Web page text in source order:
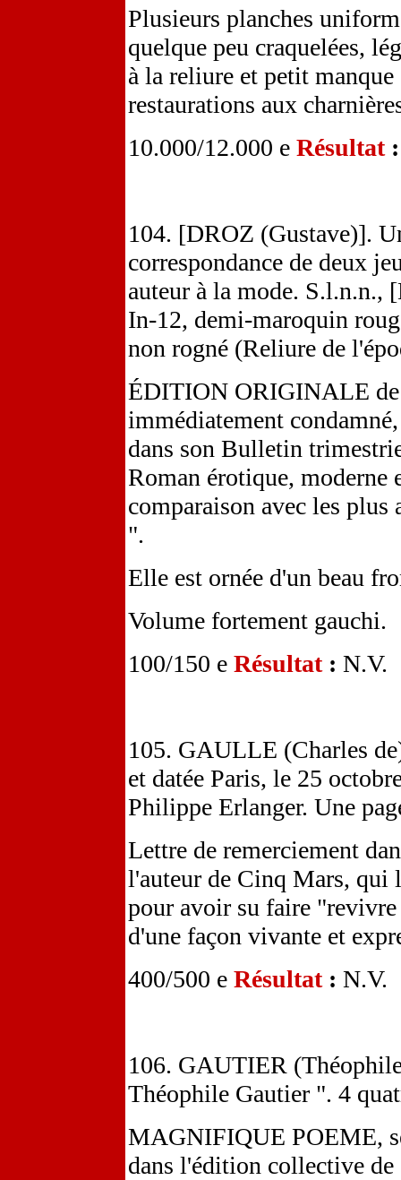
Plusieurs planches
quelque peu craquelées,
à la reliure et petit
restaurations aux
10.000/12.000 e Résultat
104. [DROZ (Gustave)].
correspondance de deux
auteur à la mode. S.l.n.n.,
In-12, demi-maroquin
non rogné (Reliure de
ÉDITION ORIGINALE de
immédiatement
dans son Bulletin
Roman érotique,
comparaison avec les plus
".
Elle est ornée d'un beau
Volume fortement gauchi.
100/150 e Résultat: N.V.
105. GAULLE (Charles
et datée Paris, le 25
Philippe Erlanger. Une
Lettre de remerciement
l'auteur de Cinq Mars, qui
pour avoir su faire
d'une façon vivante et
400/500 e Résultat: N.V.
106. GAUTIER
Théophile Gautier ". 4
MAGNIFIQUE POEME,
dans l'édition collective de